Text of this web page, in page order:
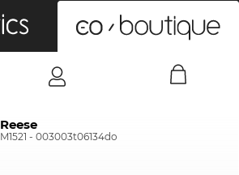
Reese
M1521 - 003003t06134do